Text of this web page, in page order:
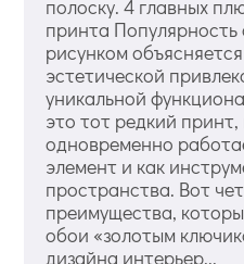
полоску. 4 главных
принта
рисунком
эстетической
уникальной
это тот редкий
одновременно
элемент и как
пространства. Вот
преимущества,
обои «золотым
дизайна интерьер...